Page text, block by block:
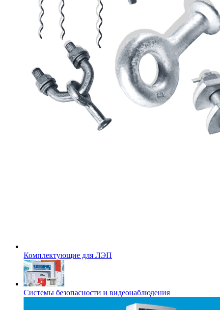
Комплектующие для ЛЭП
Системы безопасности и видеонаблюдения